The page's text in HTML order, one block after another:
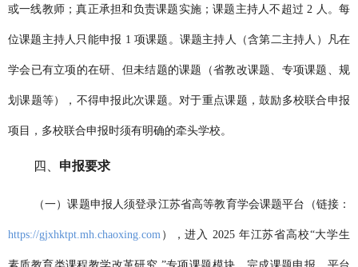
或一线教师；真正承担和负责课题实施；课题主持人不超过2 人。每
位课题主持人只能申报 1 项课题。课题主持人（含第二主持人）凡在
学会已有立项的在研、但未结题的课题（省教改课题、专项课题、规
划课题等），不得申报此次课题。对于重点课题，鼓励多校联合申报
项目，多校联合申报时须有明确的牵头学校。
四、 申报要求
（一）课题申报人须登录江苏省高等教育学会课题平台（链接：
https://gjxhktpt.mh.chaoxing.com ），进入 2025 年江苏省高校“大学生